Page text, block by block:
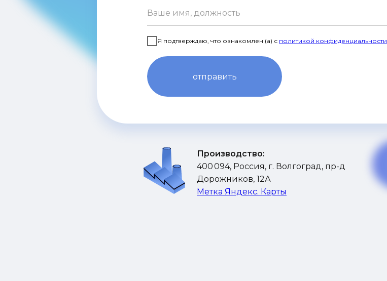
Я подтверждаю, что ознакомлен (а) с политикой конфиденциальности
отправить
Производство:
400 094, Россия, г. Волгоград, пр-д
Дорожников, 12А
Метка Яндекс. Карты